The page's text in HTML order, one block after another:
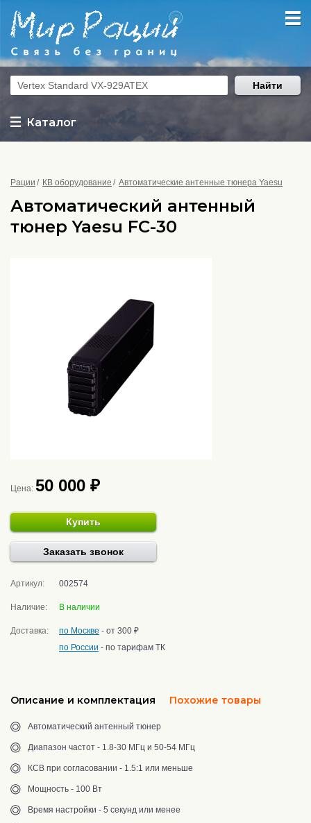
Каталог
Найти
Рации КВ оборудование Автоматические антенные тюнера Yaesu
Автоматический антенный
тюнер Yaesu FC-30
Цена: 50 000 ₽
Купить
Заказать звонок
Артикул: 002574
Наличие: В наличии
Доставка: по Москве - от 300 ₽
по России - по тарифам ТК
Описание и комплектация Похожие товары
Автоматический антенный тюнер
Диапазон частот - 1.8-30 МГц и 50-54 МГц
КСВ при согласовании - 1.5:1 или меньше
Мощность - 100 Вт
Время настройки - 5 секунд или менее